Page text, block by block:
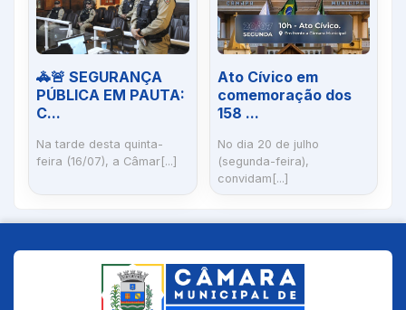
🚓🚨 SEGURANÇA
PÚBLICA EM PAUTA:
C...
Na tarde desta quinta-
feira (16/07), a Câmar[...]
Ato Cívico em
comemoração dos
158 ...
No dia 20 de julho
(segunda-feira),
convidam[...]